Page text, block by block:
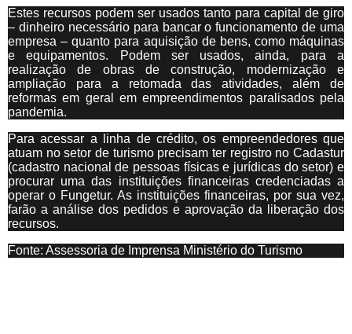
Estes recursos podem ser usados tanto para capital de giro
– dinheiro necessário para bancar o funcionamento de uma
empresa – quanto para aquisição de bens, como máquinas
e equipamentos. Podem ser usados, ainda, para a
realização de obras de construção, modernização e
ampliação para a retomada das atividades, além de
reformas em geral em empreendimentos paralisados pela
pandemia.
Para acessar a linha de crédito, os empreendedores que
atuam no setor de turismo precisam ter registro no Cadastur
(cadastro nacional de pessoas físicas e jurídicas do setor) e
procurar uma das instituições financeiras credenciadas a
operar o Fungetur. As instituições financeiras, por sua vez,
farão a análise dos pedidos e aprovação da liberação dos
recursos.
Fonte: Assessoria de Imprensa Ministério do Turismo